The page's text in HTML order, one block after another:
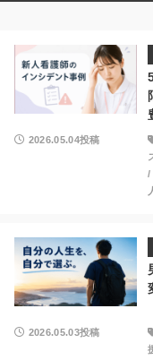
2026.05.04投稿
/
2026.05.03投稿